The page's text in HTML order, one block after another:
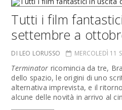
Tutti i film
settembre a
DI LEO LORUSSO MERCOLEDÌ 11
Terminator ricomincia da tre,
dello spazio, le origini di uno
alternativa imprevista, e il
alcune delle novità in arrivo al